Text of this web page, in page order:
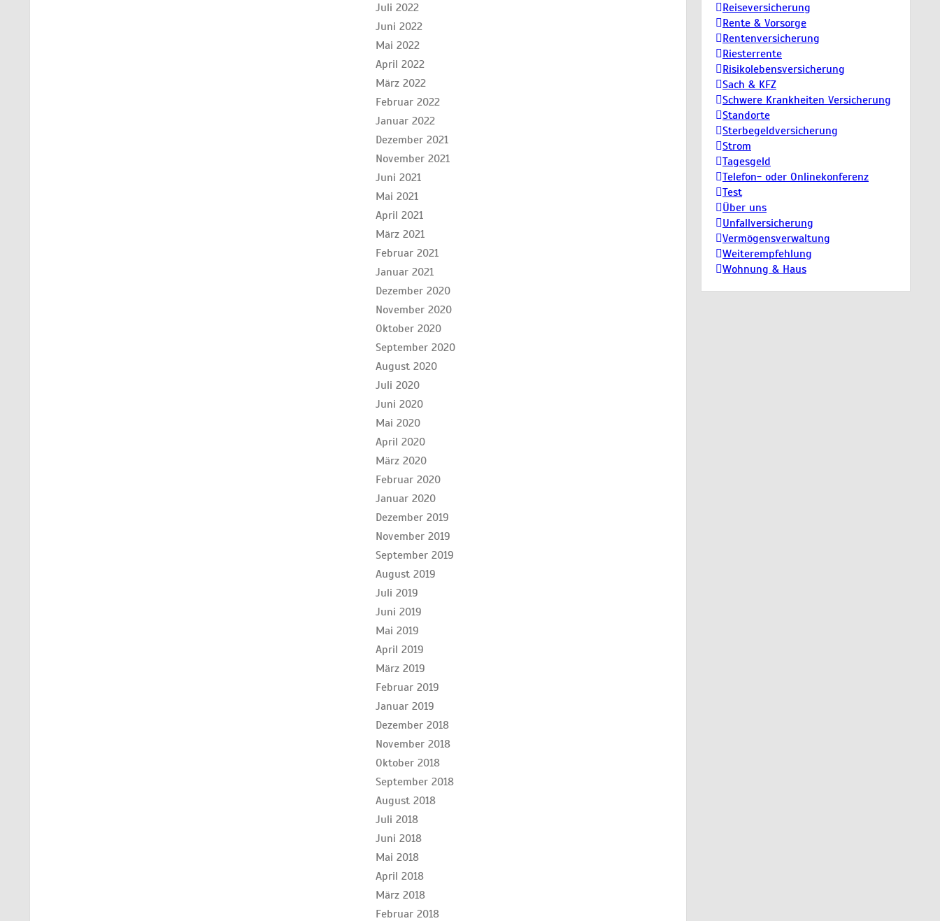
Reiseversicherung
Rente & Vorsorge
Rentenversicherung
Riesterrente
Risikolebensversicherung
Sach & KFZ
Schwere Krankheiten Versicherung
Standorte
Sterbegeldversicherung
Strom
Tagesgeld
Telefon- oder Onlinekonferenz
Test
Über uns
Unfallversicherung
Vermögensverwaltung
Weiterempfehlung
Wohnung & Haus
Juli 2022
Juni 2022
Mai 2022
April 2022
März 2022
Februar 2022
Januar 2022
Dezember 2021
November 2021
Juni 2021
Mai 2021
April 2021
März 2021
Februar 2021
Januar 2021
Dezember 2020
November 2020
Oktober 2020
September 2020
August 2020
Juli 2020
Juni 2020
Mai 2020
April 2020
März 2020
Februar 2020
Januar 2020
Dezember 2019
November 2019
September 2019
August 2019
Juli 2019
Juni 2019
Mai 2019
April 2019
März 2019
Februar 2019
Januar 2019
Dezember 2018
November 2018
Oktober 2018
September 2018
August 2018
Juli 2018
Juni 2018
Mai 2018
April 2018
März 2018
Februar 2018